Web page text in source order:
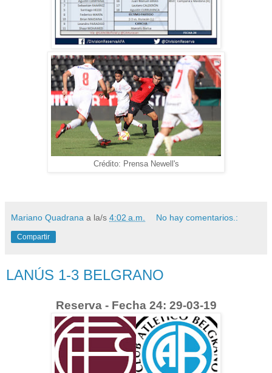
Crédito: Prensa Newell's
Mariano Quadrana a la/s 4:02 a.m. No hay comentarios.:
Compartir
LANÚS 1-3 BELGRANO
Reserva - Fecha 24: 29-03-19